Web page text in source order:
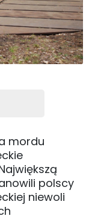
mordu
polscy
niewoli